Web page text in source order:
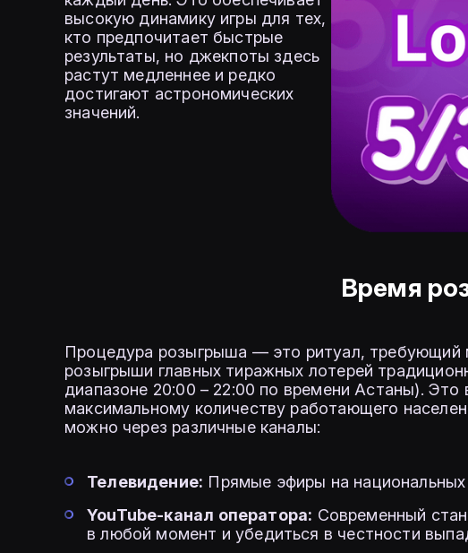
высокую динамику игры для тех,
кто предпочитает быстрые
результаты, но джекпоты здесь
растут медленнее и редко
достигают астрономических
значений.
Время
Процедура розыгрыша — это ритуал, требующий
розыгрыши главных тиражных лотерей
диапазоне 20:00 – 22:00 по времени Астаны).
максимальному количеству работающего
можно через различные каналы:
Телевидение: Прямые эфиры на
YouTube-канал оператора: Современный
в любой момент и убедиться в честности